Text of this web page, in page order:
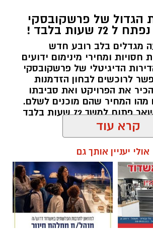
חשוד
אירוע אלימות באשקלון: תושב אשדוד בשנות ה-40
(ראשון) בחשד למעורבות
אדם בעיר.
במהלך הערב התקבל דיווח
אירוע דקירה באשקלון.
נפצעו שני תושבי העיר – אחד
באורח קל. השניים פונו לקבלת
הגדול של פרשקובסקי
שעות בלבד !
מגדלים בלב רובע חדש
ומחירי מינימום ידועים
הדיגיטלי של פרשקובסקי
לרוכשים לבחון הזדמנות
את הפרויקט ואת סביבתו
מהו המחיר שהם מוכנים לשלם.
חלון ההגשה יישאר פתוח למשך 72 שעות בלבד
בשעה 19:00 .
קרא עוד
אולי יעניין אותך גם